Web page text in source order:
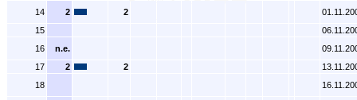
14
2 2
15
16
n.e.
17
2 2
18